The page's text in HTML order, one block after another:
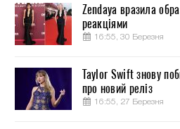
Zendaya вразила
реакціями
16:55, 30 Березня
Taylor Swift знову
про новий реліз
16:55, 27 Березня